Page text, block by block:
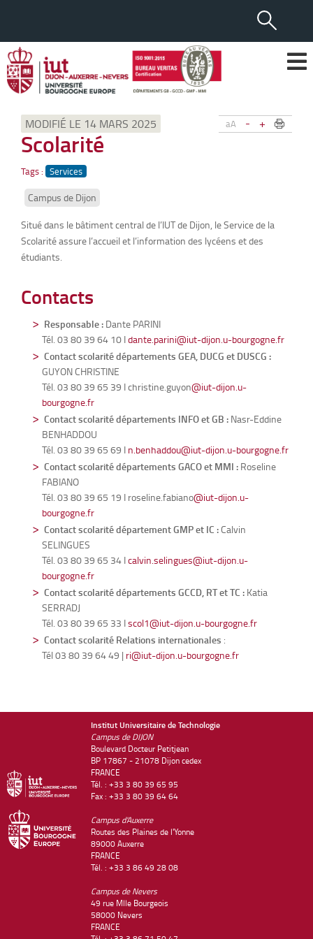
aA - +
MODIFIÉ LE 14 MARS 2025
Scolarité
Tags : Services
Campus de Dijon
Situé dans le bâtiment central de l’IUT de Dijon, le Service de la
Scolarité assure l’accueil et l’information des lycéens et des
étudiants.
Contacts
Responsable : Dante PARINI
Tél. 03 80 39 64 10 Idante.parini@iut-dijon.u-bourgogne.fr
Contact scolarité départements GEA, DUCG et DUSCG :
GUYON CHRISTINE
Tél. 03 80 39 65 39 I christine.guyon@iut-dijon.u-
bourgogne.fr
Contact scolarité départements INFO et GB : Nasr-Eddine
BENHADDOU
Tél. 03 80 39 65 69 I n.benhaddou@iut-dijon.u-bourgogne.fr
Contact scolarité départements GACO et MMI : Roseline
FABIANO
Tél. 03 80 39 65 19 I roseline.fabiano@iut-dijon.u-
bourgogne.fr
Contact scolarité département GMP et IC :Calvin
SELINGUES
Tél. 03 80 39 65 34 Icalvin.selingues@iut-dijon.u-
bourgogne.fr
Contact scolarité départements GCCD, RT et TC : Katia
SERRADJ
Tél. 03 80 39 65 33 Iscol1@iut-dijon.u-bourgogne.fr
Contact scolarité Relations internationales :
Tél 03 80 39 64 49 | ri@iut-dijon.u-bourgogne.fr
Institut Universitaire de Technologie
Campus de DIJON
Boulevard Docteur Petitjean
BP 17867 - 21078 Dijon cedex
FRANCE
Tél. : +33 3 80 39 65 95
Fax : +33 3 80 39 64 64
Campus d'Auxerre
Routes des Plaines de l'Yonne
89000 Auxerre
FRANCE
Tél. : +33 3 86 49 28 08
Campus de Nevers
49 rue Mlle Bourgeois
58000 Nevers
FRANCE